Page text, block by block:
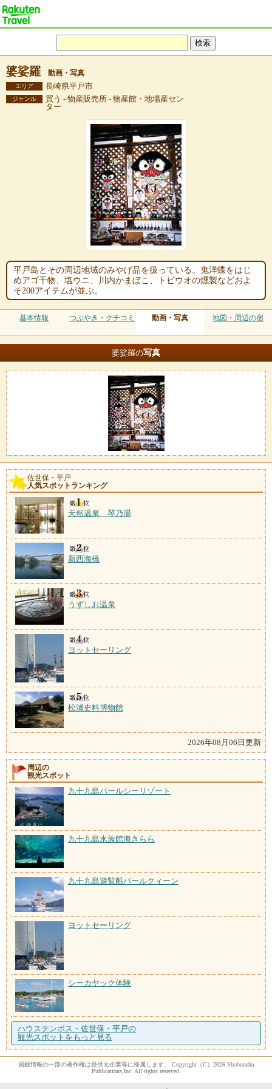
婆娑羅 動画・写真
エリア 長崎県平戸市
ジャンル
買う - 物産販売所 - 物産館・地場産セン
ター
平戸島とその周辺地域のみやげ品を扱っている。鬼洋蝶をはじ
めアゴ干物、塩ウニ、川内かまぼこ、トビウオの燻製などおよ
そ200アイテムが並ぶ。
基本情報 つぶやき・クチコミ 動画・写真 地図・周辺の宿
婆娑羅の写真
佐世保・平戸
人気スポットランキング
天然温泉 琴乃湯
新西海橋
うずしお温泉
ヨットセーリング
松浦史料博物館
2026年08月06日更新
周辺の
観光スポット
九十九島パールシーリゾート
九十九島水族館海きらら
九十九島遊覧船パールクィーン
ヨットセーリング
シーカヤック体験
ハウステンボス・佐世保・平戸の
観光スポットをもっと見る
掲載情報の一部の著作権は提供元企業等に帰属します。 Copyright（C）2026 Shobunsha
Publications,Inc. All rights reserved.